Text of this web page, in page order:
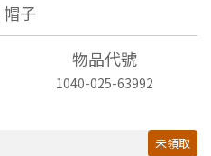
帽子
物品代號
1040-025-63992
未領取